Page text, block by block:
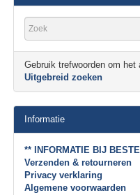
Gebruik trefwoorden om het
Uitgebreid zoeken
Informatie
** INFORMATIE BIJ
Verzenden & retourneren
Privacy verklaring
Algemene voorwaarden